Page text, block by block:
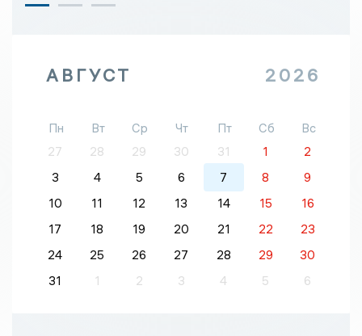
АВГУСТ 2026
Пн Вт Ср Чт Пт Сб
Вс
27
28 29 30 31 1
2
3
4 5 6 7 8
9
10
11 12 13 14 15
16
17
18 19 20 21 22
23
24
25 26 27 28 29
30
31
1 2 3 4 5 6